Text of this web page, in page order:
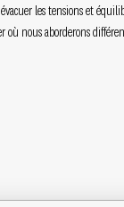
les tensions et
où nous aborderons